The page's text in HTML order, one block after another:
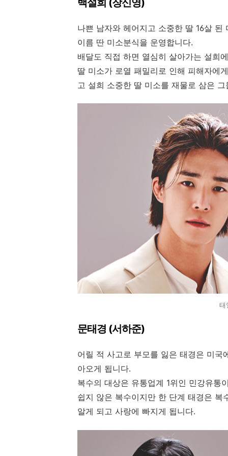
백설희 (장신영)
나쁜 남자와 헤어지고 소중한 딸 16살
이름 딴 미소분식을 운영합니다.
배달도 직접 하면 열심히 살아가는 설희
딸 미소가 로열 패밀리로 인해 피해자에
고 설희 소중한 딸 미소를 재물로 삼은
태
문태경 (서하준)
어릴 적 사고로 부모를 잃은 태경은 미
아오게 됩니다.
복수의 대상은 유통업계 1위인 민강유통
쉽지 않은 복수이지만 한 단계 태경은
알게 되고 사랑에 빠지게 됩니다.